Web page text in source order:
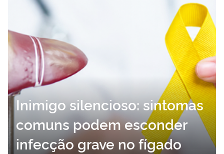
Inimigo silencioso: sintomas
comuns podem esconder
infecção grave no fígado